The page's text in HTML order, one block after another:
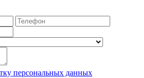
персональных данных